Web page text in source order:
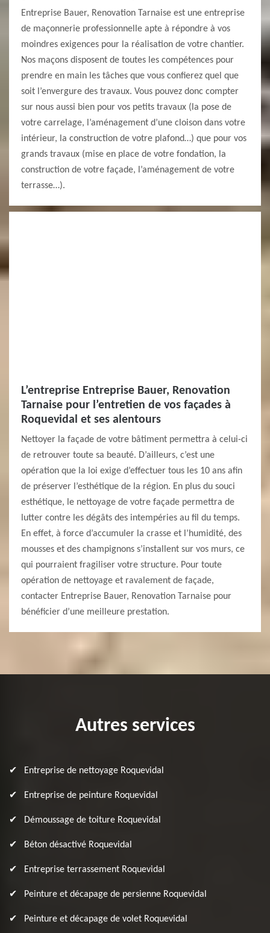
Entreprise Bauer, Renovation Tarnaise est une entreprise
de maçonnerie professionnelle apte à répondre à vos
moindres exigences pour la réalisation de votre chantier.
Nos maçons disposent de toutes les compétences pour
prendre en main les tâches que vous confierez quel que
soit l’envergure des travaux. Vous pouvez donc compter
sur nous aussi bien pour vos petits travaux (la pose de
votre carrelage, l’aménagement d’une cloison dans votre
intérieur, la construction de votre plafond…) que pour vos
grands travaux (mise en place de votre fondation, la
construction de votre façade, l’aménagement de votre
terrasse…).
L’entreprise Entreprise Bauer, Renovation
Tarnaise pour l’entretien de vos façades à
Roquevidal et ses alentours
Nettoyer la façade de votre bâtiment permettra à celui-ci
de retrouver toute sa beauté. D’ailleurs, c’est une
opération que la loi exige d’effectuer tous les 10 ans afin
de préserver l’esthétique de la région. En plus du souci
esthétique, le nettoyage de votre façade permettra de
lutter contre les dégâts des intempéries au fil du temps.
En effet, à force d’accumuler la crasse et l’humidité, des
mousses et des champignons s’installent sur vos murs, ce
qui pourraient fragiliser votre structure. Pour toute
opération de nettoyage et ravalement de façade,
contacter Entreprise Bauer, Renovation Tarnaise pour
bénéficier d’une meilleure prestation.
Autres services
Entreprise de nettoyage Roquevidal
Entreprise de peinture Roquevidal
Démoussage de toiture Roquevidal
Béton désactivé Roquevidal
Entreprise terrassement Roquevidal
Peinture et décapage de persienne Roquevidal
Peinture et décapage de volet Roquevidal